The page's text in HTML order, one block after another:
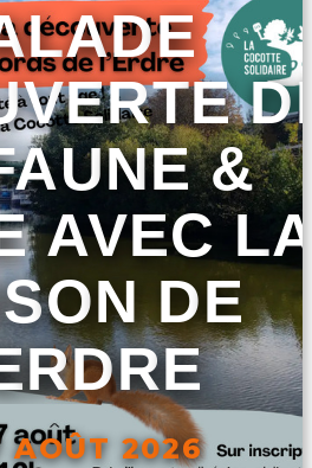
&
AVEC
DE
AOÛT 2026